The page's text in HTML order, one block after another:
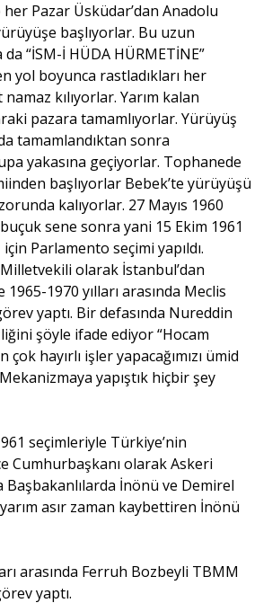
Eğitim
Dosya Haber
Ankara Analiz
Sağlık
Pazar Üsküdar’dan Anadolu
başlıyorlar. Bu uzun
“İSM-İ HÜDA HÜRMETİNE”
yol boyunca rastladıkları her
kılıyorlar. Yarım kalan
pazara tamamlıyorlar. Yürüyüş
tamamlandıktan sonra
yakasına geçiyorlar. Tophanede
başlıyorlar Bebek’te yürüyüşü
kalıyorlar. 27 Mayıs 1960
sene sonra yani 15 Ekim 1961
Parlamento seçimi yapıldı.
olarak İstanbul’dan
1970 yılları arasında Meclis
yaptı. Bir defasında Nureddin
şöyle ifade ediyor “Hocam
hayırlı işler yapacağımızı ümid
yapıştık hiçbir şey
seçimleriyle Türkiye’nin
Cumhurbaşkanı olarak Askeri
Başbakanlılarda İnönü ve Demirel
asır zaman kaybettiren İnönü
arasında Ferruh Bozbeyli TBMM
yaptı.